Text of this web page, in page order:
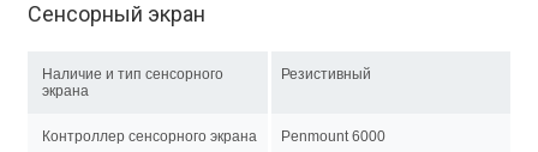
Сенсорный экран
Наличие и тип сенсорного
экрана
Резистивный
Контроллер сенсорного экрана Penmount 6000